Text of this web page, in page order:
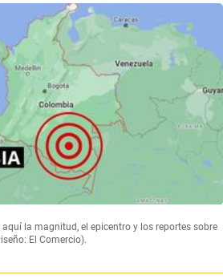
la magnitud, el epicentro y los reportes sobre
El Comercio).